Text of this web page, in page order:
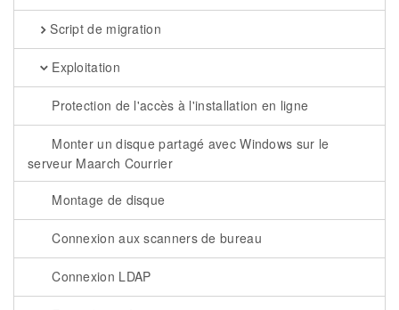
Script de migration
Exploitation
Protection de l'accès à l'installation en ligne
Monter un disque partagé avec Windows sur le
serveur Maarch Courrier
Montage de disque
Connexion aux scanners de bureau
Connexion LDAP